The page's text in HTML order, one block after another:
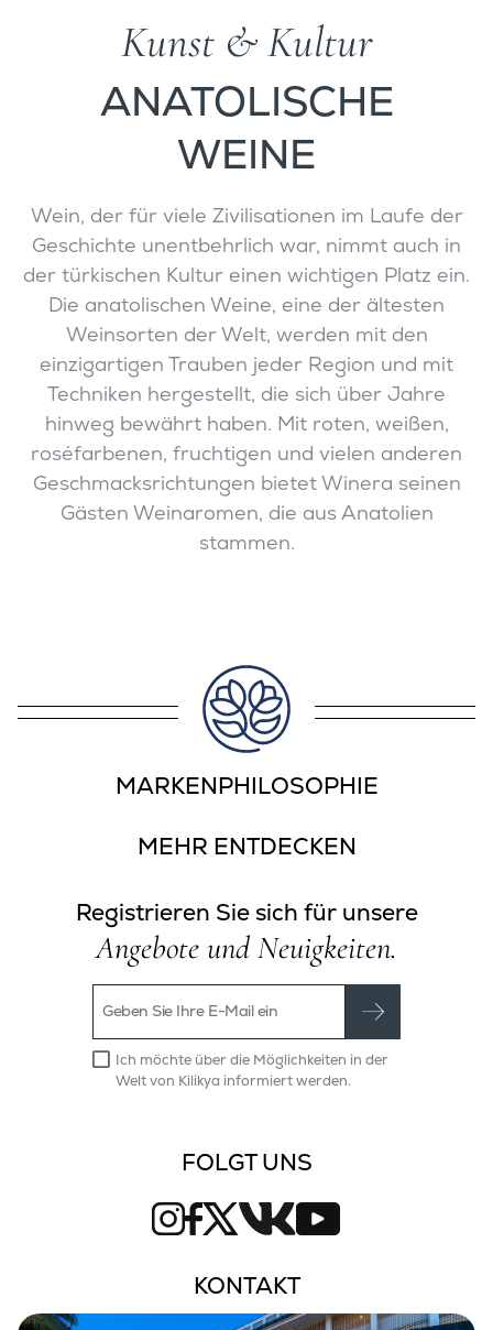
Kunst & Kultur
ANATOLISCHE
WEINE
Wein, der für viele Zivilisationen im Laufe der
Geschichte unentbehrlich war, nimmt auch in
der türkischen Kultur einen wichtigen Platz ein.
Die anatolischen Weine, eine der ältesten
Weinsorten der Welt, werden mit den
einzigartigen Trauben jeder Region und mit
Techniken hergestellt, die sich über Jahre
hinweg bewährt haben. Mit roten, weißen,
roséfarbenen, fruchtigen und vielen anderen
Geschmacksrichtungen bietet Winera seinen
Gästen Weinaromen, die aus Anatolien
stammen.
MARKENPHILOSOPHIE
MEHR ENTDECKEN
Registrieren Sie sich für unsere
Angebote und Neuigkeiten.
Ich möchte über die Möglichkeiten in der
Welt von Kilikya informiert werden.
FOLGT UNS
KONTAKT